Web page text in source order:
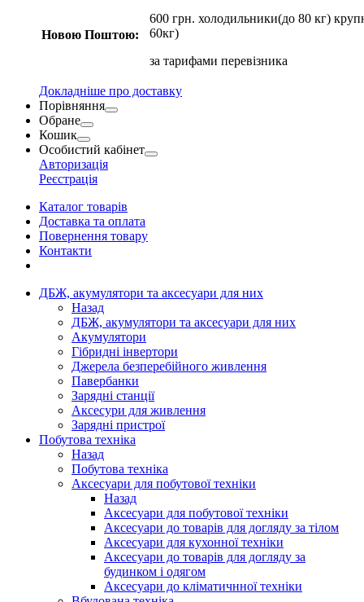
Новою Поштою:
600 грн. холодильники(до 80 кг)
60кг)
за тарифами перевізника
Докладніше про доставку
Порівняння
Обране
Кошик
Особистий кабінет
Авторизація
Реєстрація
Каталог товарів
Доставка та оплата
Повернення товару
Контакти
ДБЖ, акумулятори та аксесуари для них
Назад
ДБЖ, акумулятори та аксесуари для них
Акумулятори
Гібридні інвертори
Джерела безперебійного живлення
Павербанки
Зарядні станції
Аксесури для живлення
Зарядні пристрої
Побутова техніка
Назад
Побутова техніка
Аксесуари для побутової техніки
Назад
Аксесуари для побутової техніки
Аксесуари до товарів для догляду за тілом
Аксесуари для кухонної техніки
Аксесуари до товарів для догляду за
будинком і одягом
Аксесуари до кліматичнної техніки